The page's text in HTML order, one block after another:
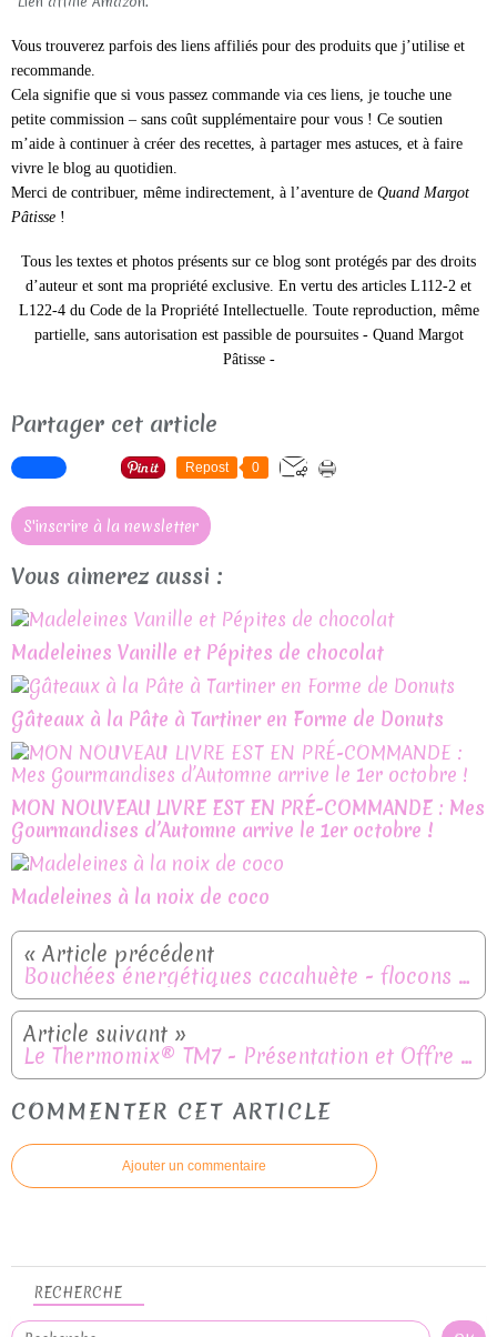
Vous trouverez parfois des liens affiliés pour des produits que j’utilise et
recommande.
Cela signifie que si vous passez commande via ces liens, je touche une
petite commission – sans coût supplémentaire pour vous ! Ce soutien
m’aide à continuer à créer des recettes, à partager mes astuces, et à faire
vivre le blog au quotidien.
Merci de contribuer, même indirectement, à l’aventure de Quand Margot
Pâtisse !
Tous les textes et photos présents sur ce blog sont protégés par des droits
d’auteur et sont ma propriété exclusive. En vertu des articles L112-2 et
L122-4 du Code de la Propriété Intellectuelle. Toute reproduction, même
partielle, sans autorisation est passible de poursuites - Quand Margot
Pâtisse -
Partager cet article
Repost 0
S'inscrire à la newsletter
Vous aimerez aussi :
Madeleines Vanille et Pépites de chocolat
Gâteaux à la Pâte à Tartiner en Forme de Donuts
MON NOUVEAU LIVRE EST EN PRÉ-COMMANDE : Mes
Gourmandises d’Automne arrive le 1er octobre !
Madeleines à la noix de coco
Bouchées énergétiques cacahuète - flocons d'avoine sans cuisson
Le Thermomix® TM7 - Présentation et Offre – Valable jusqu’au 23 août 2026
COMMENTER CET ARTICLE
Ajouter un commentaire
RECHERCHE